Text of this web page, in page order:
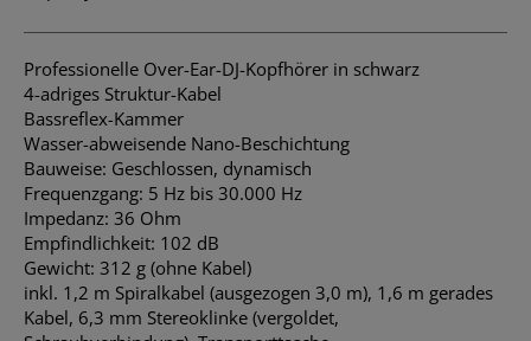
Professionelle Over-Ear-DJ-Kopfhörer in schwarz
4-adriges Struktur-Kabel
Bassreflex-Kammer
Wasser-abweisende Nano-Beschichtung
Bauweise: Geschlossen, dynamisch
Frequenzgang: 5 Hz bis 30.000 Hz
Impedanz: 36 Ohm
Empfindlichkeit: 102 dB
Gewicht: 312 g (ohne Kabel)
inkl. 1,2 m Spiralkabel (ausgezogen 3,0 m), 1,6 m gerades
Kabel, 6,3 mm Stereoklinke (vergoldet,